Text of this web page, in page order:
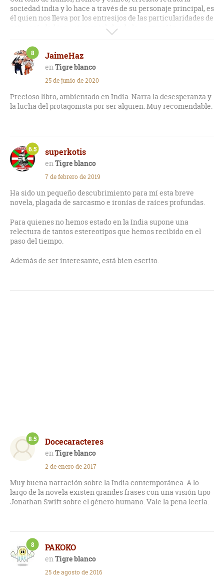
sociedad india y lo hace a través de su personaje principal, es
él quien nos lleva por los entresijos de las particularidades de
esta sociedad tan estamental, donde la corrupción corre a
sus anchas y donde los ricos son muy ricos y los pobres
excesivamente pobres.
JaimeHaz
Tigre blanco
8
25 de junio de 2020
Precioso libro, ambientado en India. Narra la desesperanza y
la lucha del protagonista por ser alguien. Muy recomendable.
superkotis
Tigre blanco
6.5
7 de febrero de 2019
Ha sido un pequeño descubrimiento para mí esta breve
novela, plagada de sarcasmo e ironías de raíces profundas.
Para quienes no hemos estado en la India supone una
relectura de tantos estereotipos que hemos recibido en el
paso del tiempo.
Además de ser interesante, está bien escrito.
Docecaracteres
Tigre blanco
8.5
2 de enero de 2017
Muy buena narración sobre la India contemporánea. A lo
largo de la novela existen grandes frases con una visión tipo
Jonathan Swift sobre el género humano. Vale la pena leerla.
PAKOKO
Tigre blanco
8
25 de agosto de 2016